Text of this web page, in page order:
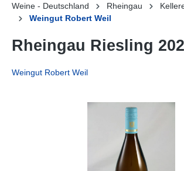
Weine - Deutschland Rheingau
Weingut Robert Weil
Rheingau Riesling
Weingut Robert Weil
Bildergalerie überspringen